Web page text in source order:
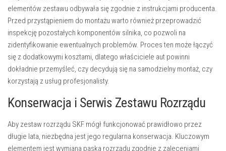
elementów zestawu odbywała się zgodnie z instrukcjami producenta.
Przed przystąpieniem do montażu warto również przeprowadzić
inspekcję pozostałych komponentów silnika, co pozwoli na
zidentyfikowanie ewentualnych problemów. Proces ten może łączyć
się z dodatkowymi kosztami, dlatego właściciele aut powinni
dokładnie przemyśleć, czy decydują się na samodzielny montaż, czy
korzystają z usług profesjonalisty.
Konserwacja i Serwis Zestawu Rozrządu
Aby zestaw rozrządu SKF mógł funkcjonować prawidłowo przez
długie lata, niezbędna jest jego regularna konserwacja. Kluczowym
elementem jest wymiana paska rozrządu zgodnie z zaleceniami